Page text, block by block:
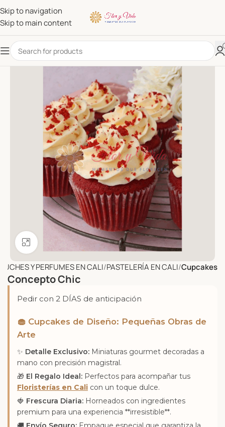
Skip to navigation
Skip to main content
Click to enlarge
Y PERFUMES EN CALI PASTELERÍA EN CALI Cupcakes
Concepto Chic
Pedir con 2 DÍAS de anticipación
🧁 Cupcakes de Diseño: Pequeñas Obras de
Arte
✨ Detalle Exclusivo: Miniaturas gourmet decoradas a
mano con precisión magistral.
🎁 El Regalo Ideal: Perfectos para acompañar tus
Floristerías en Cali con un toque dulce.
🍓 Frescura Diaria: Horneados con ingredientes
premium para una experiencia **irresistible**.